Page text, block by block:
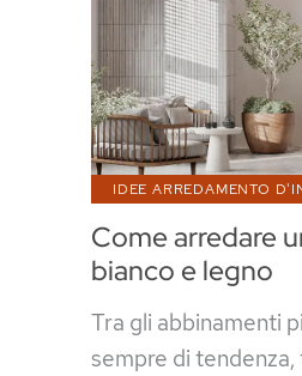
Come arredare
bianco e legno
IDEE ARREDAMENTO
Tra gli abbinamenti
sempre di